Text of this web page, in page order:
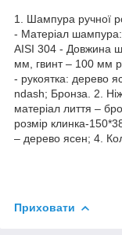
1. Шампура ручної
- Матеріал
AISI 304 - Довжина
мм, гвинт – 100 мм
- рукоятка: дерево
ndash; Бронза. 2.
матеріал лиття –
розмір клинка-
– дерево ясен; 4.
Приховати